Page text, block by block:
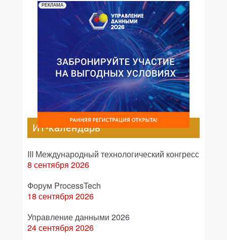
РЕКЛАМА
ИТ-календарь
III Международный технологический конгресс
8 сентября 2026
Форум ProcessTech
18 сентября 2026
Управление данными 2026
24 сентября 2026